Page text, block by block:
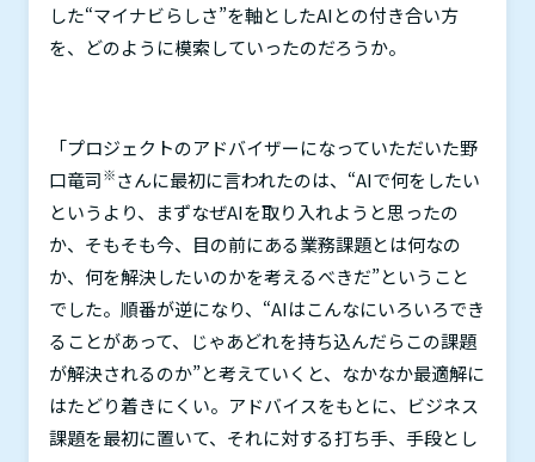
した“マイナビらしさ”を軸としたAIとの付き合い方
を、どのように模索していったのだろうか。
「プロジェクトのアドバイザーになっていただいた野
口竜司※さんに最初に言われたのは、“AIで何をしたい
というより、まずなぜAIを取り入れようと思ったの
か、そもそも今、目の前にある業務課題とは何なの
か、何を解決したいのかを考えるべきだ”ということ
でした。順番が逆になり、“AIはこんなにいろいろでき
ることがあって、じゃあどれを持ち込んだらこの課題
が解決されるのか”と考えていくと、なかなか最適解に
はたどり着きにくい。アドバイスをもとに、ビジネス
課題を最初に置いて、それに対する打ち手、手段とし